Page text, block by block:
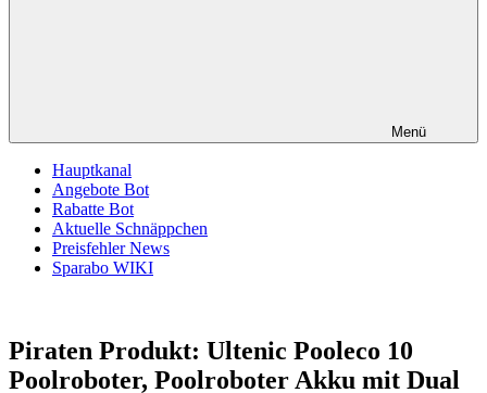
Menü
Hauptkanal
Angebote Bot
Rabatte Bot
Aktuelle Schnäppchen
Preisfehler News
Sparabo WIKI
Piraten Produkt: Ultenic Pooleco 10
Poolroboter, Poolroboter Akku mit Dual